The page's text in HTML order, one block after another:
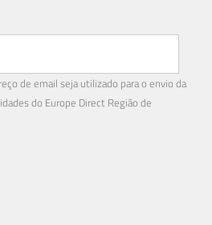
de email seja utilizado para o envio da
do Europe Direct Região de